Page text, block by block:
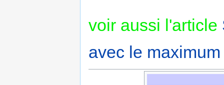
voir aussi l'article
avec le